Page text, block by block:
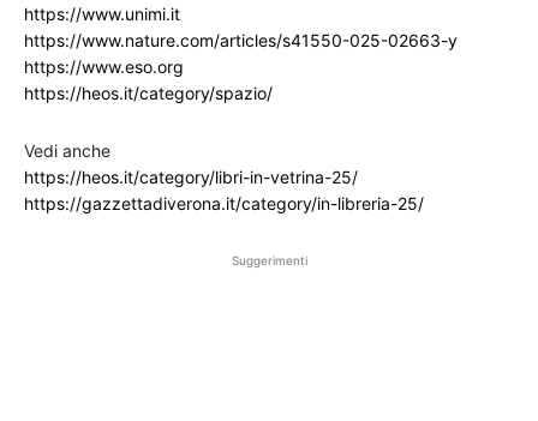
https://www.unimi.it
https://www.nature.com/articles/s41550-025-02663-y
https://www.eso.org
https://heos.it/category/spazio/
Vedi anche
https://heos.it/category/libri-in-vetrina-25/
https://gazzettadiverona.it/category/in-libreria-25/
Suggerimenti